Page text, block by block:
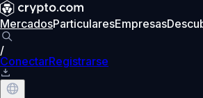
MercadosParticularesEmpresas
/
ConectarRegistrarse